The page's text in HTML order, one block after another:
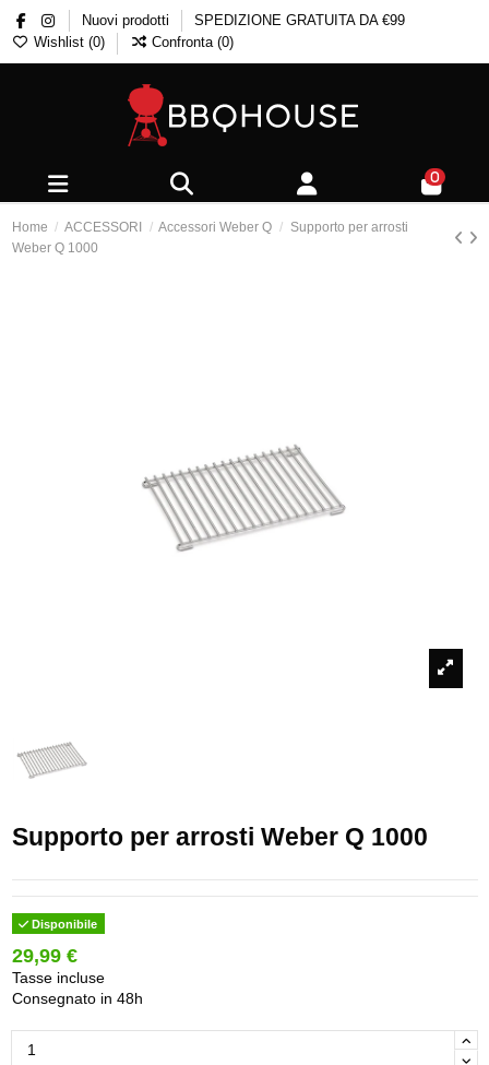
Nuovi prodotti
SPEDIZIONE GRATUITA DA €99
Wishlist (0) Confronta (0)
0
Home ACCESSORI Accessori Weber Q
Supporto per arrosti
Weber Q 1000
Supporto per arrosti Weber Q 1000
Disponibile
29,99 €
Tasse incluse
Consegnato in 48h